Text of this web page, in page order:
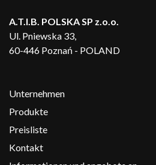
A.T.I.B. POLSKA SP z.o.o.
Ul. Pniewska 33,
60-446 Poznań - POLAND
Unternehmen
Produkte
Preisliste
Kontakt